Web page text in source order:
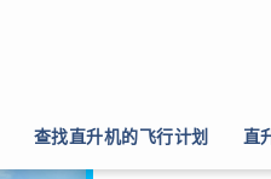
查找直升机的飞行计划 直